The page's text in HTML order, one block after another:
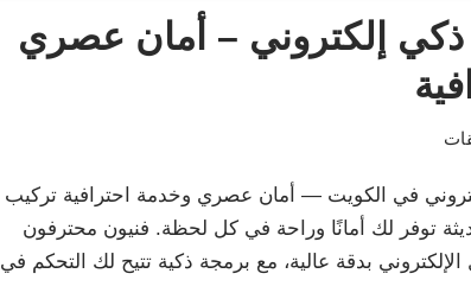
إلكتروني – أمان عصري
في الكويت — أمان عصري وخدمة احترافية تركيب
توفر لك أمانًا وراحة في كل لحظة. فنيون محترفون
بدقة عالية، مع برمجة ذكية تتيح لك التحكم في